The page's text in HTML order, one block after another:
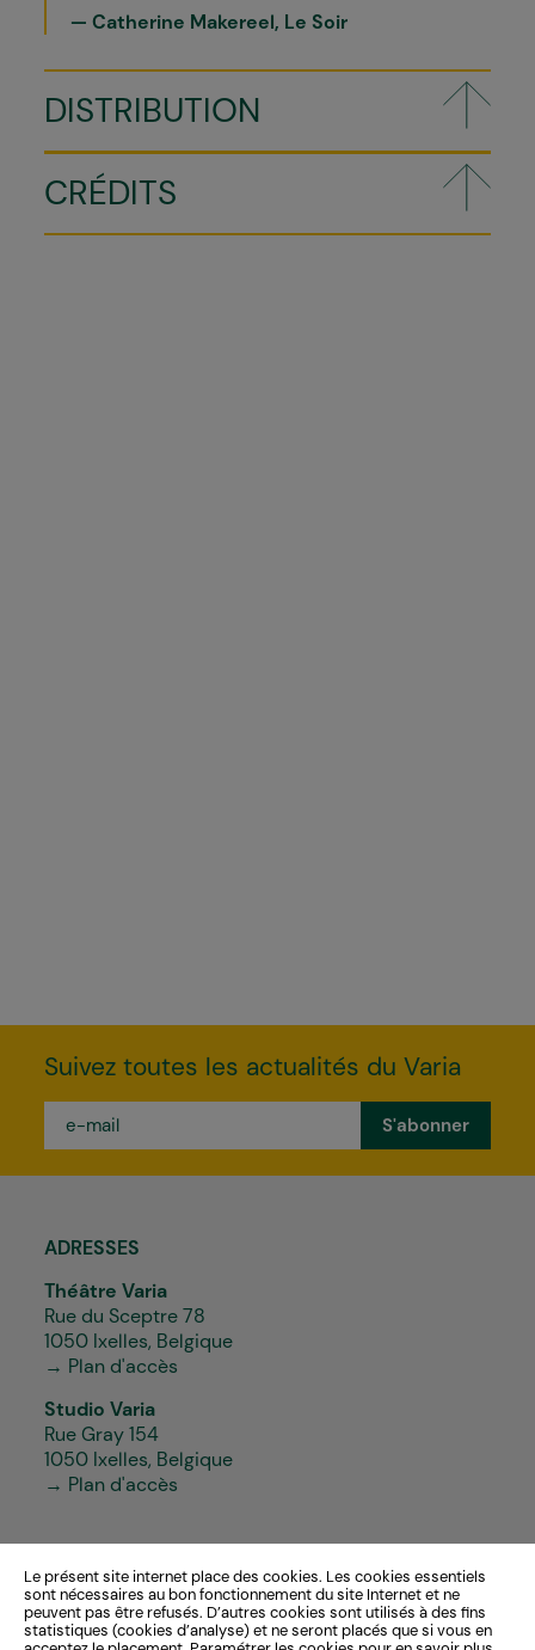
Le présent site internet place des cookies. Les cookies essentiels
sont nécessaires au bon fonctionnement du site Internet et ne
peuvent pas être refusés. D’autres cookies sont utilisés à des fins
statistiques (cookies d’analyse) et ne seront placés que si vous en
Catherine Makereel, Le Soir
DISTRIBUTION
CRÉDITS
Suivez toutes les actualités du Varia
mail
ADRESSES
Théâtre Varia
Rue du Sceptre 78
1050 Ixelles, Belgique
→ Plan d'accès
Studio Varia
Rue Gray 154
1050 Ixelles, Belgique
→ Plan d'accès
CONTACTS